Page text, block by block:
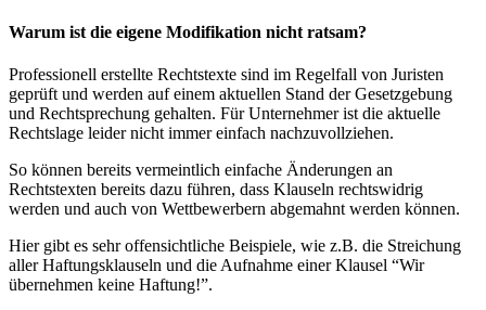
Warum ist die eigene Modifikation nicht ratsam?
Professionell erstellte Rechtstexte sind im Regelfall von Juristen
geprüft und werden auf einem aktuellen Stand der Gesetzgebung
und Rechtsprechung gehalten. Für Unternehmer ist die aktuelle
Rechtslage leider nicht immer einfach nachzuvollziehen.
So können bereits vermeintlich einfache Änderungen an
Rechtstexten bereits dazu führen, dass Klauseln rechtswidrig
werden und auch von Wettbewerbern abgemahnt werden können.
Hier gibt es sehr offensichtliche Beispiele, wie z.B. die Streichung
aller Haftungsklauseln und die Aufnahme einer Klausel “Wir
übernehmen keine Haftung!”.